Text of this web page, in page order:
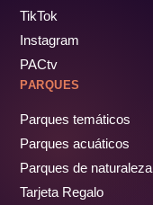
TikTok
Instagram
PACtv
PARQUES
Parques temáticos
Parques acuáticos
Parques de naturaleza
Tarjeta Regalo